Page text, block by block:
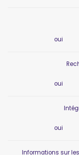
oui
oui
oui
Informations sur